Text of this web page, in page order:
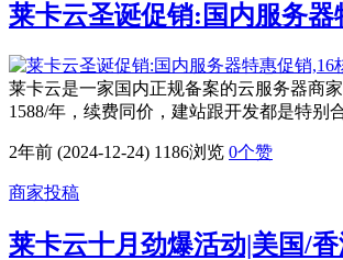
莱卡云圣诞促销:国内服务器
莱卡云是一家国内正规备案的云服务器商
1588/年，续费同价，建站跟开发都是特
2年前 (2024-12-24) 1186浏览 0个赞
商家投稿
莱卡云十月劲爆活动|美国/